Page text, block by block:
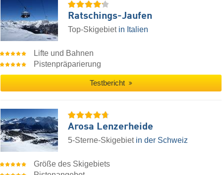
Ratschings-Jaufen
Top-Skigebiet in Italien
Lifte und Bahnen
Pistenpräparierung
Testbericht
Arosa Lenzerheide
5-Sterne-Skigebiet in der Schweiz
Größe des Skigebiets